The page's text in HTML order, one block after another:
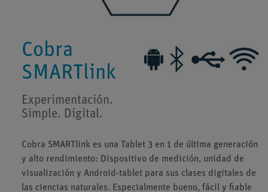
Cobra
SMARTlink
Experimentación.
Simple. Digital.
Cobra SMARTlink es una Tablet 3 en 1 de última generación
y alto rendimiento: Dispositivo de medición, unidad de
visualización y Android-tablet para sus clases digitales de
las ciencias naturales. Especialmente bueno, fácil y fiable